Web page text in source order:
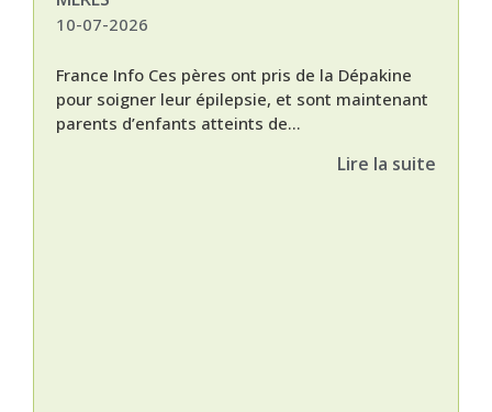
10-07-2026
France Info Ces pères ont pris de la Dépakine
pour soigner leur épilepsie, et sont maintenant
parents d’enfants atteints de...
Lire la suite